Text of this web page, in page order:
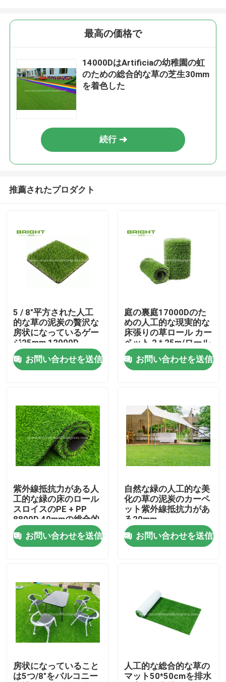
製品
私たちに関しては
工場見学
品質管理
お問い合わせ
ニュース
ケース
引用を要求
装飾的な人工的な草
最高の価格で
14000DはArtificiaの幼稚園の虹
のための総合的な草の芝生30mm
を着色した
続行
推薦されたプロダクト
5 / 8"平方された人工
的な草の泥炭の贅沢な
房状になっているゲー
ジ25mm 12000D
お問い合わせを送信
庭の裏庭17000Dのた
めの人工的な現実的な
床張りの草ロール カー
ペット 2 * 25m/ロール
お問い合わせを送信
紫外線抵抗力がある人
工的な緑の床のロール
スロイスのPE + PP
8800D 40mmの総合的
な草のカーペット
お問い合わせを送信
自然な緑の人工的な美
化の草の泥炭のカーペ
ット紫外線抵抗力があ
る20mm
お問い合わせを送信
房状になっていること
は5つ/8"をバルコニー
人工的な総合的な草の
マット50*50cmを排水